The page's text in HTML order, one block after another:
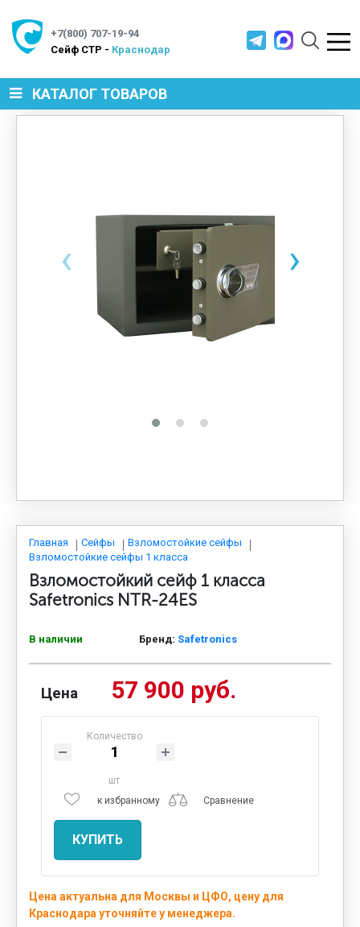
+7(800) 707-19-94
Cейф СТР - Краснодар
КАТАЛОГ ТОВАРОВ
МЕТАЛЛИЧЕСКИЕ СТЕЛЛАЖИ
ПРОИЗВОДСТВЕННАЯ МЕБЕЛЬ
СИСТЕМЫ ХРАНЕНИЯ
МЕБЕЛЬ ДЛЯ ДОМА
МЕБЕЛЬ ДЛЯ СТОЛОВЫХ
‹ ›
Главная Сейфы
Взломостойкие сейфы
Взломостойкие сейфы 1 класса
Взломостойкий сейф 1 класса
Safetronics NTR-24ES
В наличии Бренд: Safetronics
Цена 57 900 руб.
Количество
шт
к избранному
Сравнение
КУПИТЬ
Цена актуальна для Москвы и ЦФО, цену для
Краснодара уточняйте у менеджера.